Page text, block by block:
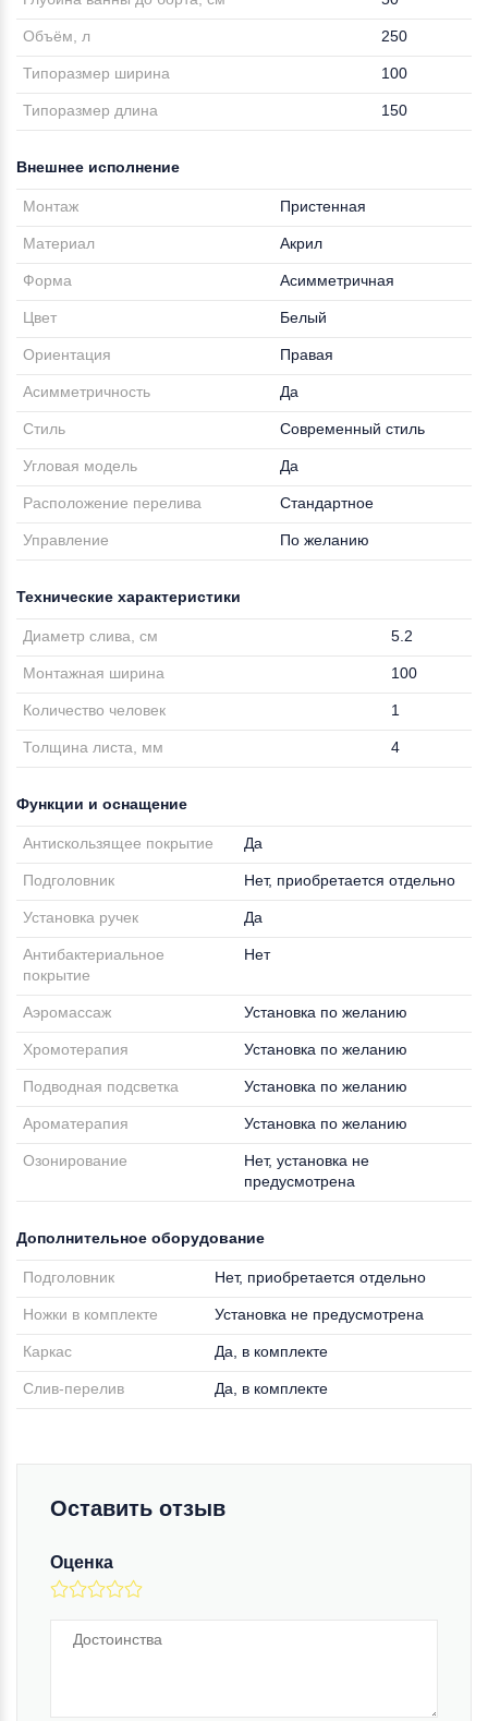
Объём, л 250
Типоразмер ширина 100
Типоразмер длина 150
Внешнее исполнение
Монтаж Пристенная
Материал Акрил
Форма Асимметричная
Цвет Белый
Ориентация Правая
Асимметричность Да
Стиль Современный стиль
Угловая модель Да
Расположение перелива Стандартное
Управление По желанию
Технические характеристики
Диаметр слива, см 5.2
Монтажная ширина 100
Количество человек 1
Толщина листа, мм 4
Функции и оснащение
Антискользящее покрытие Да
Подголовник Нет, приобретается отдельно
Установка ручек Да
Антибактериальное
покрытие
Нет
Аэромассаж Установка по желанию
Хромотерапия Установка по желанию
Подводная подсветка Установка по желанию
Ароматерапия Установка по желанию
Озонирование
Нет, установка не
предусмотрена
Дополнительное оборудование
Подголовник Нет, приобретается отдельно
Ножки в комплекте Установка не предусмотрена
Каркас Да, в комплекте
Слив-перелив Да, в комплекте
Оставить отзыв
Оценка